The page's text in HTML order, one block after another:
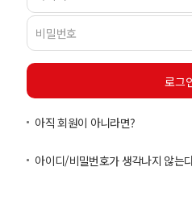
아직 회원이 아니라면?
아이디/비밀번호가 생각나지 않는